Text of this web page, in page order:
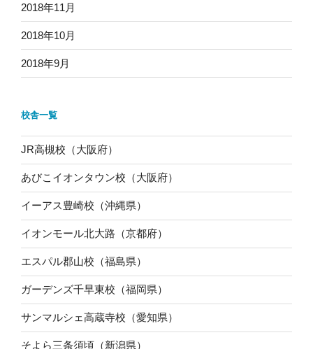
2018年11月
2018年10月
2018年9月
校舎一覧
JR高槻校（大阪府）
あびこイオンタウン校（大阪府）
イーアス豊崎校（沖縄県）
イオンモール北大路（京都府）
エスパル郡山校（福島県）
ガーデンズ千早東校（福岡県）
サンマルシェ高蔵寺校（愛知県）
そよら三条須頃（新潟県）